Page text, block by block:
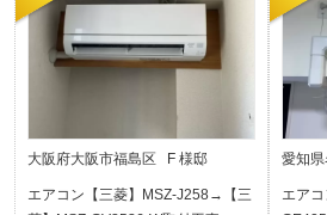
大阪府大阪市福島区 F 様邸
エアコン【三菱】MSZ-J258→【三
愛知
エア